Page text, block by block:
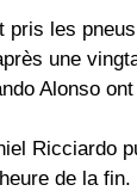
pris les
une
Alonso
Ricciardo
de la